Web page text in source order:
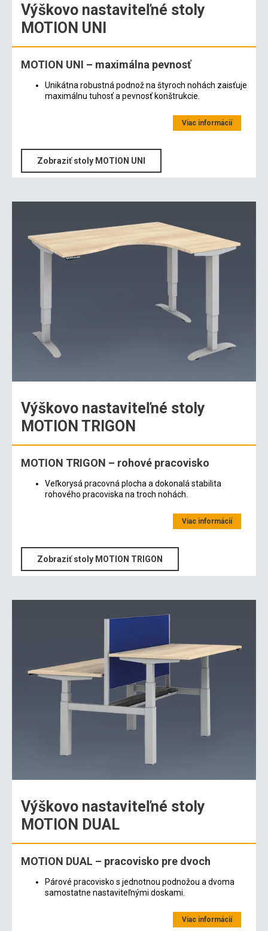
Výškovo nastaviteľné stoly
MOTION UNI
MOTION UNI – maximálna pevnosť
Unikátna robustná podnož na štyroch nohách zaisťuje
maximálnu tuhosť a pevnosť konštrukcie.
Viac informácií
Zobraziť stoly MOTION UNI
Výškovo nastaviteľné stoly
MOTION TRIGON
MOTION TRIGON – rohové pracovisko
Veľkorysá pracovná plocha a dokonalá stabilita
rohového pracoviska na troch nohách.
Viac informácií
Zobraziť stoly MOTION TRIGON
Výškovo nastaviteľné stoly
MOTION DUAL
MOTION DUAL – pracovisko pre dvoch
Párové pracovisko s jednotnou podnožou a dvoma
samostatne nastaviteľnými doskami.
Viac informácií